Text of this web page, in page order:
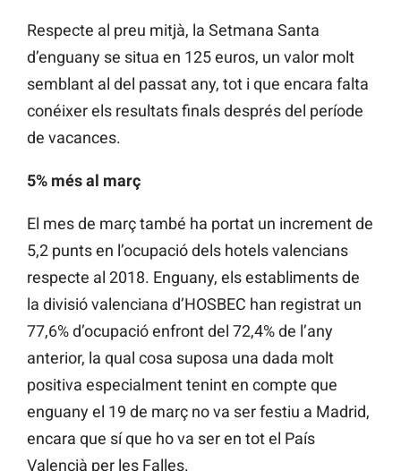
Respecte al preu mitjà, la Setmana Santa
d’enguany se situa en 125 euros, un valor molt
semblant al del passat any, tot i que encara falta
conéixer els resultats finals després del període
de vacances.
5% més al març
El mes de març també ha portat un increment de
5,2 punts en l’ocupació dels hotels valencians
respecte al 2018. Enguany, els establiments de
la divisió valenciana d’HOSBEC han registrat un
77,6% d’ocupació enfront del 72,4% de l’any
anterior, la qual cosa suposa una dada molt
positiva especialment tenint en compte que
enguany el 19 de març no va ser festiu a Madrid,
encara que sí que ho va ser en tot el País
Valencià per les Falles.